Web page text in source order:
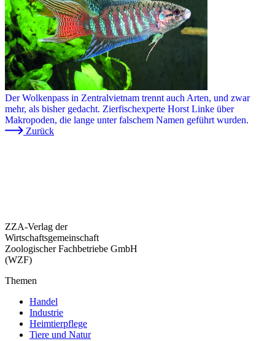
Der Wolkenpass in Zentralvietnam trennt auch Arten, und zwar
mehr, als bisher gedacht. Zierfischexperte Horst Linke über
Makropoden, die lange unter falschem Namen geführt wurden.
Zurück
ZZA-Verlag der
Wirtschaftsgemeinschaft
Zoologischer Fachbetriebe GmbH
(WZF)
Themen
Handel
Industrie
Heimtierpflege
Tiere und Natur